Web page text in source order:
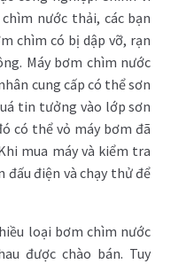
nước thải, các bạn
chìm có bị dập vỡ, rạn
Máy bơm chìm nước
cung cấp có thể sơn
tin tưởng vào lớp sơn
có thể vỏ máy bơm đã
mua máy và kiểm tra
đấu điện và chạy thử để
loại bơm chìm nước
được chào bán. Tuy